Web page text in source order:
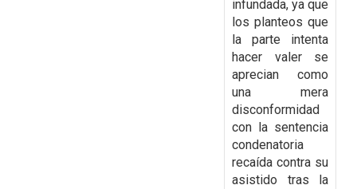
infundada, ya que
los planteos que
la parte intenta
hacer valer se
aprecian como
una mera
disconformidad
con la sentencia
condenatoria
recaída contra su
asistido tras la